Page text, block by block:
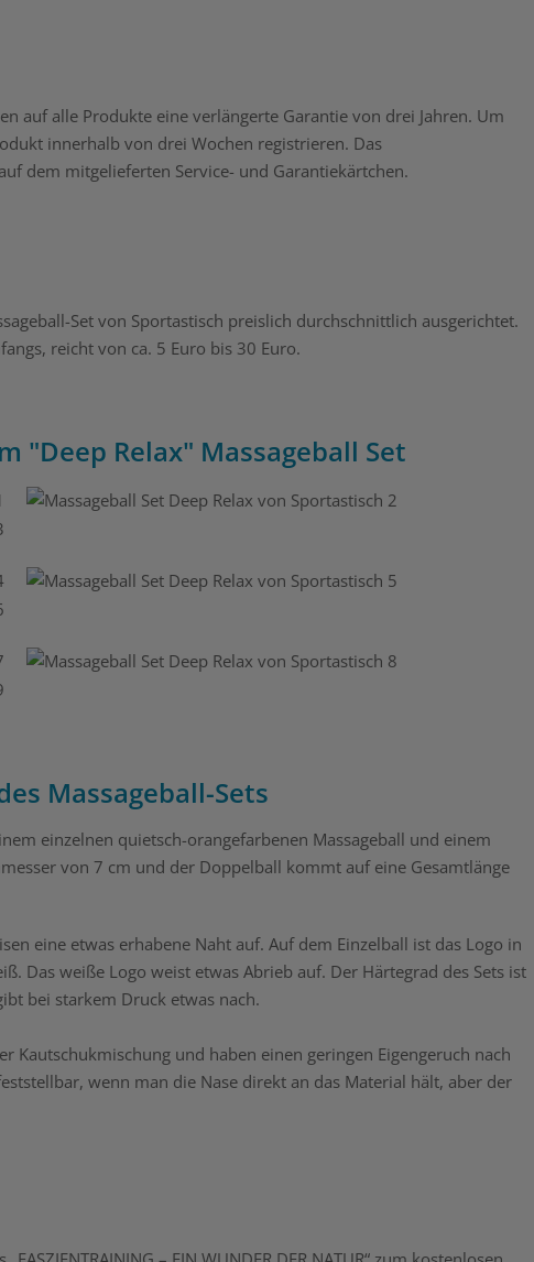
auf alle Produkte eine verlängerte Garantie von drei Jahren. Um
innerhalb von drei Wochen registrieren. Das
dem mitgelieferten Service- und Garantiekärtchen.
Set von Sportastisch preislich durchschnittlich ausgerichtet.
reicht von ca. 5 Euro bis 30 Euro.
"Deep Relax" Massageball Set
Massageball-Sets
einzelnen quietsch-orangefarbenen Massageball und einem
von 7 cm und der Doppelball kommt auf eine Gesamtlänge
eine etwas erhabene Naht auf. Auf dem Einzelball ist das Logo in
Das weiße Logo weist etwas Abrieb auf. Der Härtegrad des Sets ist
bei starkem Druck etwas nach.
Kautschukmischung und haben einen geringen Eigengeruch nach
wenn man die Nase direkt an das Material hält, aber der